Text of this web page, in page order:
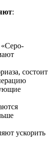
:
состоит
ускорить